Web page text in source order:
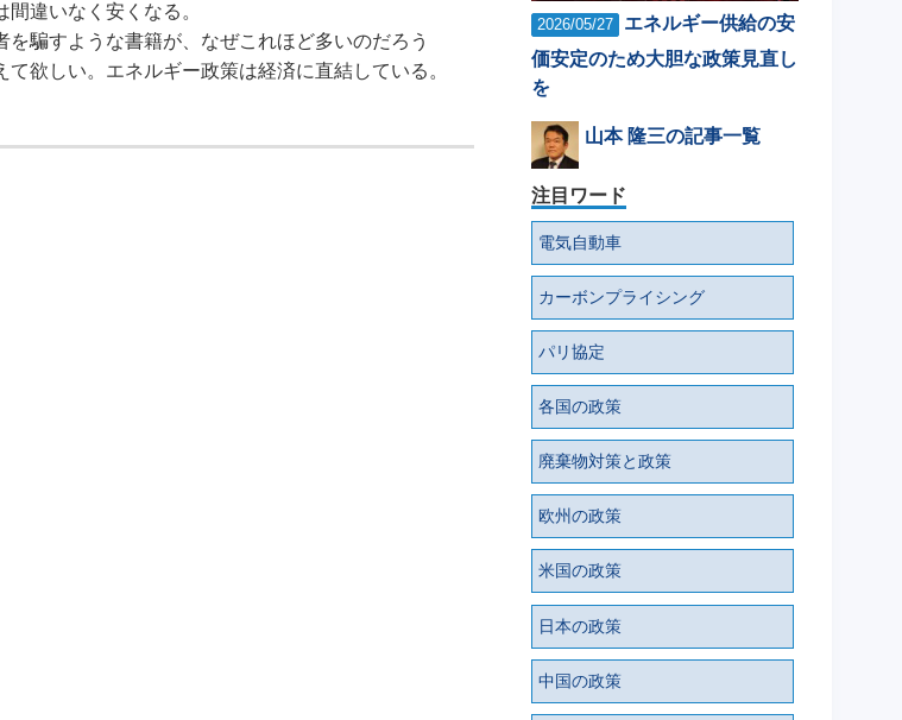
違いなく安くなる。
騙すような書籍が、なぜこれほど多いのだろう
欲しい。エネルギー政策は経済に直結している。
2026/05/27
エネルギー供給の安
価安定のため大胆な政策見直し
を
山本 隆三の記事一覧
注目ワード
電気自動車
カーボンプライシング
パリ協定
各国の政策
廃棄物対策と政策
欧州の政策
米国の政策
日本の政策
中国の政策